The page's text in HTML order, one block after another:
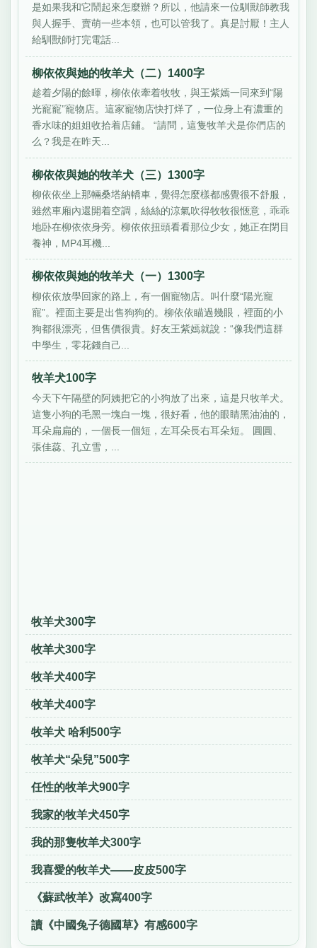
是如果我和它鬧起來怎麼辦？所以，他請來一位馴獸師教我
與人握手、賣萌一些本領，也可以管我了。真是討厭！主人
給馴獸師打完電話...
柳依依與她的牧羊犬（二）1400字
趁着夕陽的餘暉，柳依依牽着牧牧，與王紫嫣一同來到“陽
光寵寵”寵物店。這家寵物店快打烊了，一位身上有濃重的
香水味的姐姐收拾着店鋪。 “請問，這隻牧羊犬是你們店的
么？我是在昨天...
柳依依與她的牧羊犬（三）1300字
柳依依坐上那輛桑塔納轎車，覺得怎麼樣都感覺很不舒服，
雖然車廂內還開着空調，絲絲的涼氣吹得牧牧很愜意，乖乖
地卧在柳依依身旁。柳依依扭頭看看那位少女，她正在閉目
養神，MP4耳機...
柳依依與她的牧羊犬（一）1300字
柳依依放學回家的路上，有一個寵物店。叫什麼“陽光寵
寵”。裡面主要是出售狗狗的。柳依依瞄過幾眼，裡面的小
狗都很漂亮，但售價很貴。好友王紫嫣就說：“像我們這群
中學生，零花錢自己...
牧羊犬100字
今天下午隔壁的阿姨把它的小狗放了出來，這是只牧羊犬。
這隻小狗的毛黑一塊白一塊，很好看，他的眼睛黑油油的，
耳朵扁扁的，一個長一個短，左耳朵長右耳朵短。 圓圓、
張佳蕊、孔立雪，...
牧羊犬300字
牧羊犬300字
牧羊犬400字
牧羊犬400字
牧羊犬 哈利500字
牧羊犬“朵兒”500字
任性的牧羊犬900字
我家的牧羊犬450字
我的那隻牧羊犬300字
我喜愛的牧羊犬——皮皮500字
《蘇武牧羊》改寫400字
讀《中國兔子德國草》有感600字